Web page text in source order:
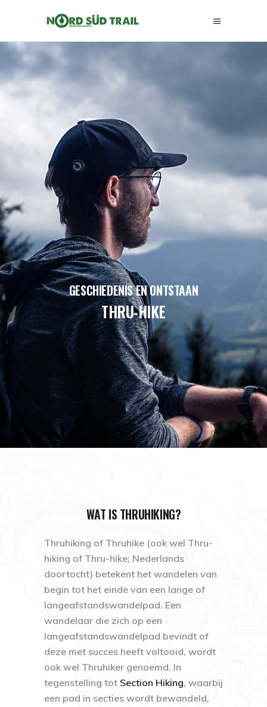
GESCHIEDENIS EN ONTSTAAN
THRU-HIKE
WAT IS THRUHIKING?
Thruhiking of Thruhike (ook wel Thru-
hiking of Thru-hike; Nederlands
doortocht) betekent het wandelen van
begin tot het einde van een lange of
langeafstandswandelpad. Een
wandelaar die zich op een
langeafstandswandelpad bevindt of
deze met succes heeft voltooid, wordt
ook wel Thruhiker genoemd. In
tegenstelling tot Section Hiking, waarbij
een pad in secties wordt bewandeld,